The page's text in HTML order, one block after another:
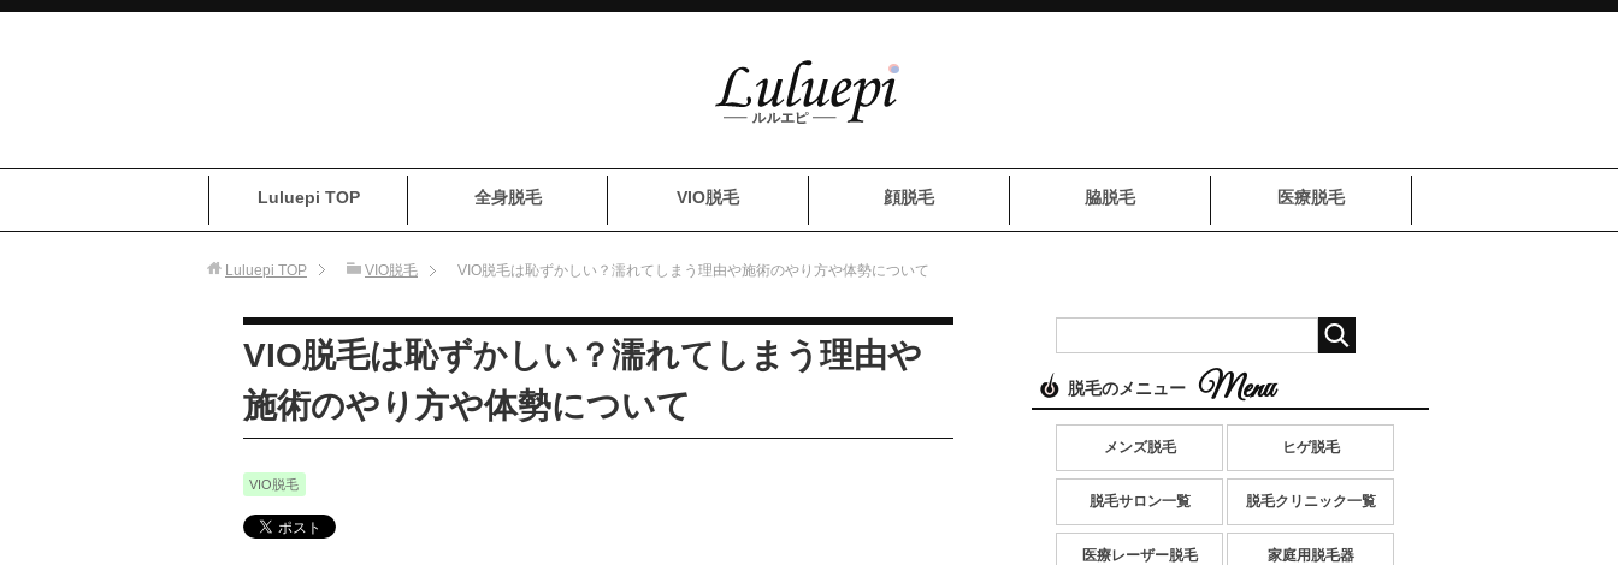
Luluepi TOP 全身脱毛 VIO脱毛 顔脱毛 脇脱毛 医療脱毛
Luluepi TOP VIO脱毛 VIO脱毛は恥ずかしい？濡れてしまう理由や施術のやり方や体勢について
VIO脱毛は恥ずかしい？濡れてしまう理由や
施術のやり方や体勢について
VIO脱毛
脱毛のメニュー
メンズ脱毛 ヒゲ脱毛
脱毛サロン一覧 脱毛クリニック一覧
医療レーザー脱毛 家庭用脱毛器